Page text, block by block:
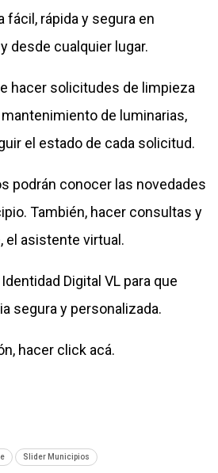
rápida y segura en
desde cualquier lugar.
hacer solicitudes de limpieza
de luminarias,
el estado de cada solicitud.
podrán conocer las novedades
También, hacer consultas y
el asistente virtual.
Digital VL para que
segura y personalizada.
hacer click acá.
Slider Municipios